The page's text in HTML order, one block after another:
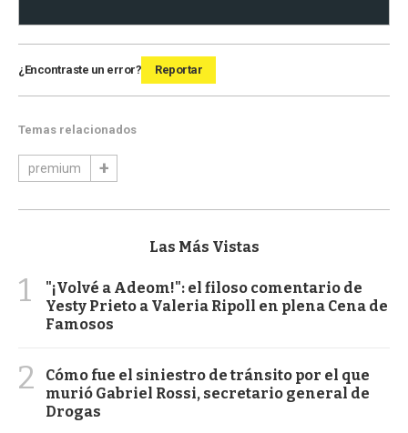
¿Encontraste un error? Reportar
Temas relacionados
premium
Las Más Vistas
1
"¡Volvé a Adeom!": el filoso comentario de
Yesty Prieto a Valeria Ripoll en plena Cena de
Famosos
2
Cómo fue el siniestro de tránsito por el que
murió Gabriel Rossi, secretario general de
Drogas